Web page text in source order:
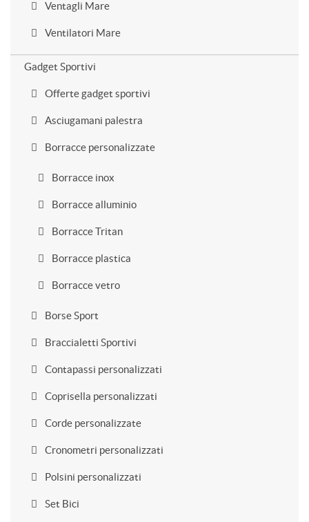
Ventagli Mare
Ventilatori Mare
Gadget Sportivi
Offerte gadget sportivi
Asciugamani palestra
Borracce personalizzate
Borracce inox
Borracce alluminio
Borracce Tritan
Borracce plastica
Borracce vetro
Borse Sport
Braccialetti Sportivi
Contapassi personalizzati
Coprisella personalizzati
Corde personalizzate
Cronometri personalizzati
Polsini personalizzati
Set Bici